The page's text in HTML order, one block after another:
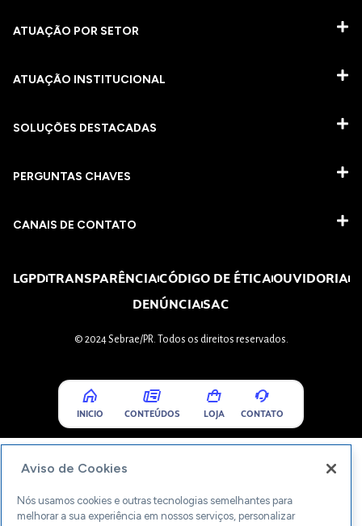
ATUAÇÃO POR SETOR
ATUAÇÃO INSTITUCIONAL
SOLUÇÕES DESTACADAS
PERGUNTAS CHAVES​
CANAIS DE CONTATO
LGPDTRANSPARÊNCIACÓDIGO DE ÉTICAOUVIDORIA
DENÚNCIASAC
© 2024 Sebrae/PR. Todos os direitos reservados.
INICIO CONTEÚDOS LOJA CONTATO
Aviso de Cookies
Nós usamos cookies e outras tecnologias semelhantes para
melhorar a sua experiência em nossos serviços, personalizar